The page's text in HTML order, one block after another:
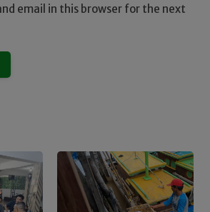
email in this browser for the next